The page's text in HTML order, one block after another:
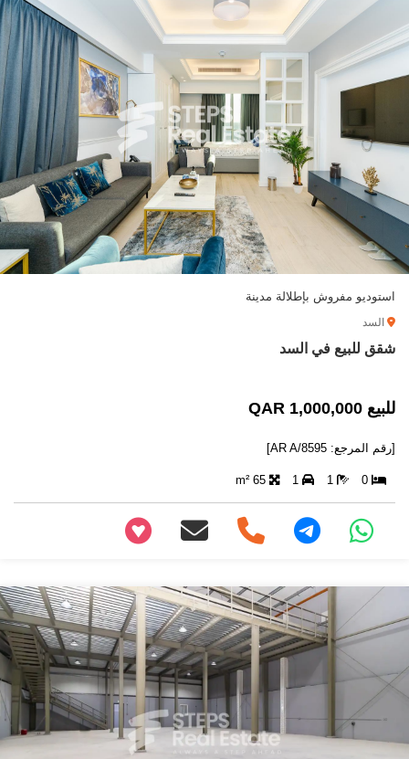
استوديو مفروش بإطلالة مدينة
السد
شقق للبيع في السد
للبيع 1,000,000 QAR
[رقم المرجع: AR A/8595]
0
1
1
65 m²